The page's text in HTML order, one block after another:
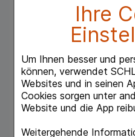
Ihre
Um Ihnen besser und
können, verwendet
Websites und in seinen
Cookies sorgen unter
Website und die App
Weitergehende
ausreichend
Es sollte deshalb bei
nur nach Rücksprache
Dosierung und
Anwendung
Soweit nicht anders
wöchentlich bis 1-mal
Behandlung erfordert